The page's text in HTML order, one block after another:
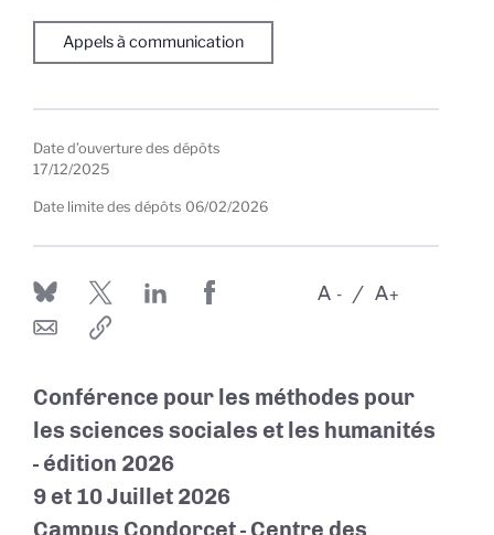
Appels à communication
Date d’ouverture des dépôts
17/12/2025
Date limite des dépôts 06/02/2026
-
A +
A
Conférence pour les méthodes pour
les sciences sociales et les humanités
- édition 2026
9 et 10 Juillet 2026
Campus Condorcet - Centre des